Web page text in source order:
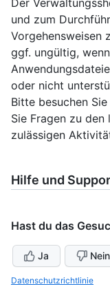
und zum
Vorgehensweisen
ggf. ungültig,
oder nicht
Bitte besuchen Sie
Sie Fragen zu
zulässigen
Hilfe und
Hast du das
Ja Nein
Datenschutzrichtlinie